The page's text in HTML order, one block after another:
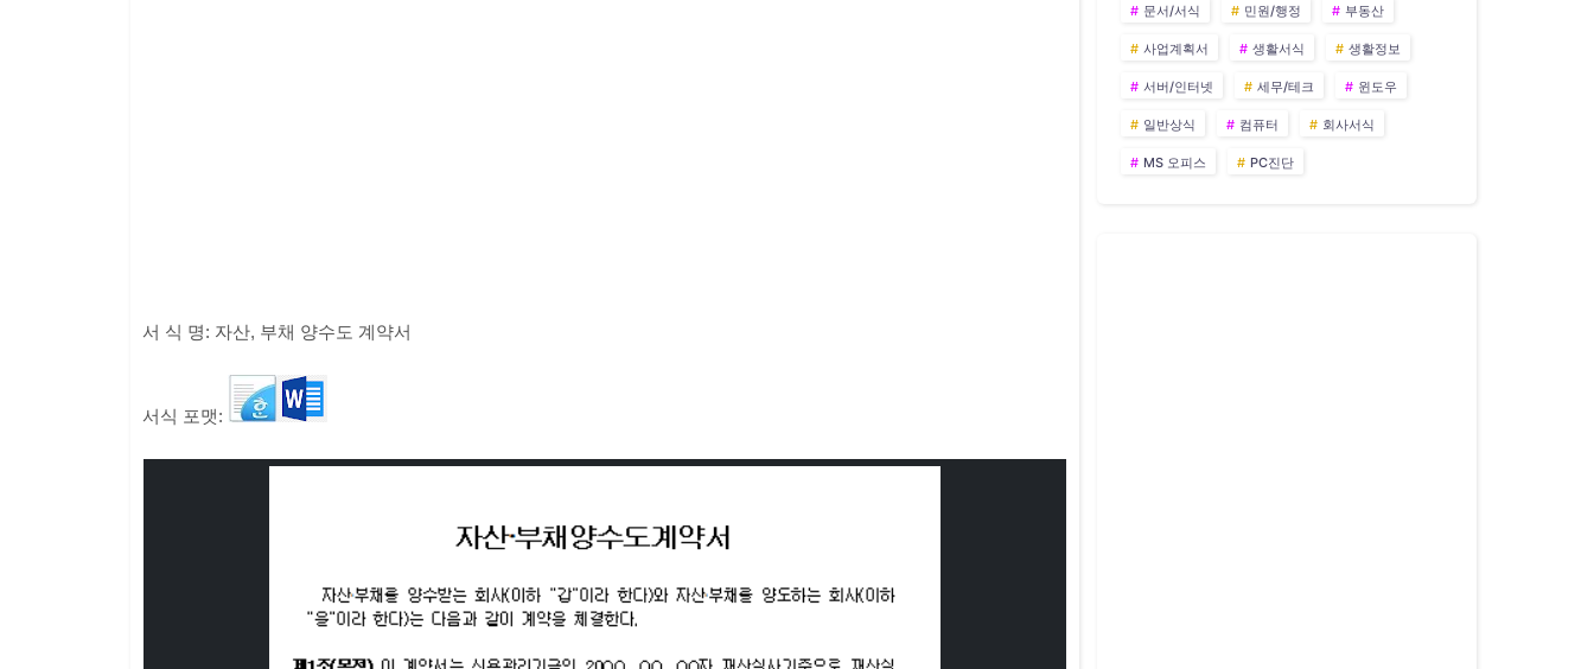
서 식 명: 자산, 부채 양수도 계약서
서식 포맷:
문서/서식 민원/행정 부동산
사업계획서 생활서식 생활정보
서버/인터넷 세무/테크 윈도우
일반상식 컴퓨터 회사서식
MS 오피스 PC진단